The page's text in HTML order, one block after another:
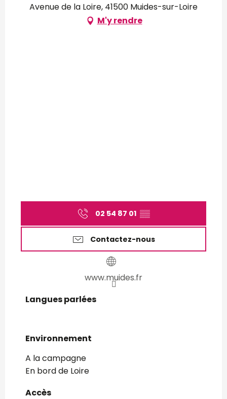
Avenue de la Loire, 41500 Muides-sur-Loire
M'y rendre
02 54 87 01 ▒▒
Contactez-nous
www.muides.fr
Langues parlées
Langues parlées
Environnement
Environnement
A la campagne
En bord de Loire
Accès
Accès